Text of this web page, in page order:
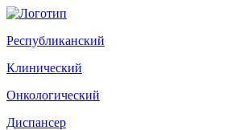
Республиканский
Клинический
Онкологический
Диспансер